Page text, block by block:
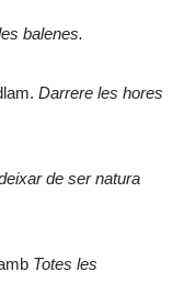
balenes.
Darrere les hores
de ser natura
Totes les